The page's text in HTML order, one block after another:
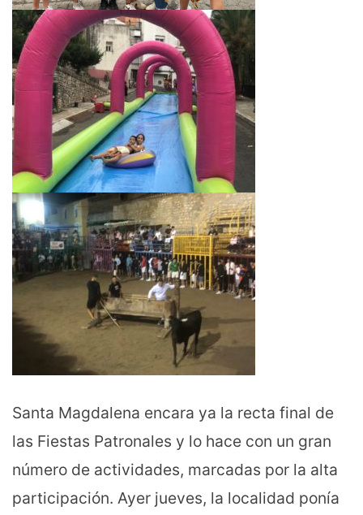
Santa Magdalena encara ya la recta final de
las Fiestas Patronales y lo hace con un gran
número de actividades, marcadas por la alta
participación. Ayer jueves, la localidad ponía